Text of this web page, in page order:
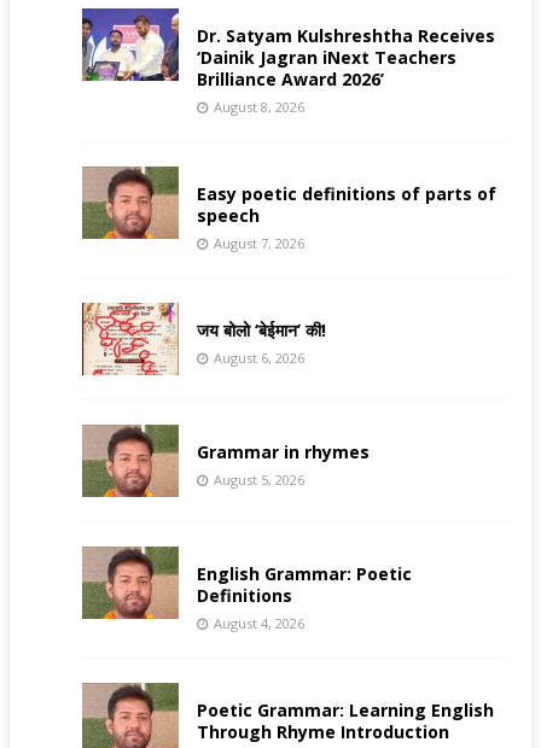
Dr. Satyam Kulshreshtha Receives
‘Dainik Jagran iNext Teachers
Brilliance Award 2026’
August 8, 2026
Easy poetic definitions of parts of
speech
August 7, 2026
जय बोलो ‘बेईमान’ की!
August 6, 2026
Grammar in rhymes
August 5, 2026
English Grammar: Poetic
Definitions
August 4, 2026
Poetic Grammar: Learning English
Through Rhyme Introduction